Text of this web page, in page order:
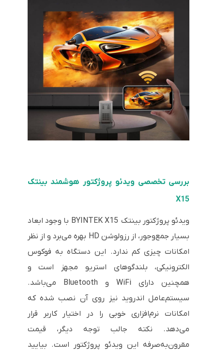
بررسی تخصصی ویدئو پروژکتور هوشمند بینتک
X15
ویدئو پروژکتور بینتک BYINTEK X15 با وجود ابعاد
بسیار جمع‌وجور، از رزولوشن HD بهره می‌برد و از نظر
امکانات چیزی کم ندارد. این دستگاه به فوکوس
الکترونیکی، بلندگوهای استریو مجهز است و
همچنین دارای WiFi و Bluetooth می‌باشد.
سیستم‌عامل اندروید نیز روی آن نصب شده که
امکانات نرم‌افزاری خوبی را در اختیار کاربر قرار
می‌دهد. نکته جالب توجه دیگر، قیمت
مقرون‌به‌صرفه این ویدئو پروژکتور است. بیایید